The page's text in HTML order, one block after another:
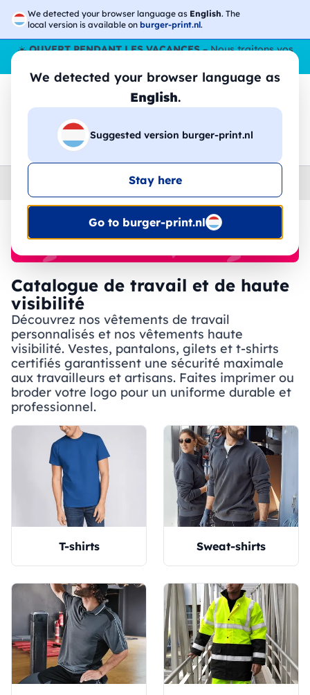
We detected your browser language as English. The
local version is available on burger-print.nl.
We detected your browser language as
English.
Suggested version burger-print.nl
Stay here
Go to burger-print.nl
☀️OUVERT PENDANT LES VACANCES– Nous traitons vos
🔎 Recherchez parmi les produits
vêtements de travail › haute-visibilite-et-travail
🔥 Impression DTF à -30 %
Catalogue de travail et de haute
visibilité
Découvrez nos vêtements de travail
personnalisés et nos vêtements haute
visibilité. Vestes, pantalons, gilets et t-shirts
certifiés garantissent une sécurité maximale
aux travailleurs et artisans. Faites imprimer ou
broder votre logo pour un uniforme durable et
professionnel.
T-shirts Sweat-shirts